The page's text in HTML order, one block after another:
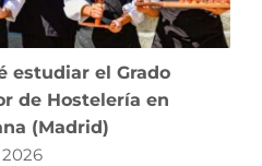
estudiar el Grado
de Hostelería en
(Madrid)